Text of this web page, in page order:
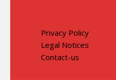
Privacy Policy
Legal Notices
Contact-us